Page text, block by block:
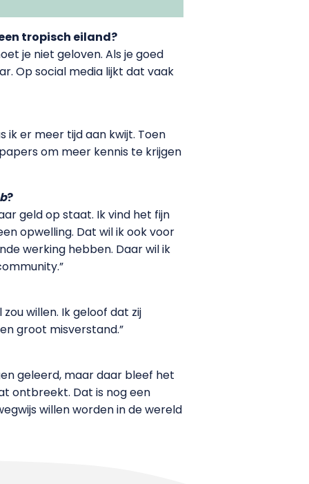
tropisch eiland?
je niet geloven. Als je goed
Op social media lijkt dat vaak
ik er meer tijd aan kwijt. Toen
om meer kennis te krijgen
?
geld op staat. Ik vind het fijn
opwelling. Dat wil ik ook voor
werking hebben. Daar wil ik
willen. Ik geloof dat zij
groot misverstand.”
geleerd, maar daar bleef het
ontbreekt. Dat is nog een
willen worden in de wereld